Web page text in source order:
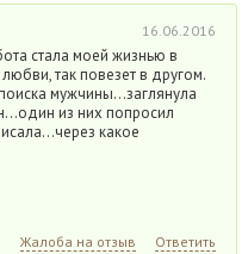
16.06.2016
стала моей жизнью в
так повезет в другом.
мужчины…заглянула
из них попросил
какое
Жалоба на отзыв Ответить